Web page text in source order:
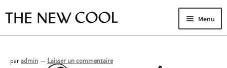
Aller
la
Aller
contenu
Menu
LA MAISON
paradmin — Laisser un commentaire